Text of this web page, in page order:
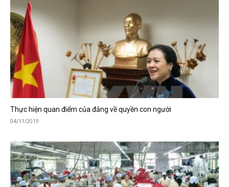
Thực hiện quan điểm của đảng về quyền con người
04/11/2019